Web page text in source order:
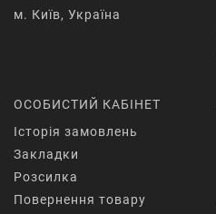
м. Київ, Україна
ОСОБИСТИЙ КАБІНЕТ
Історія замовлень
Закладки
Розсилка
Повернення товару